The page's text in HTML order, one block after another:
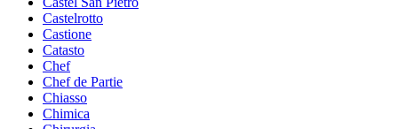
Castelrotto
Castione
Catasto
Chef
Chef de Partie
Chiasso
Chimica